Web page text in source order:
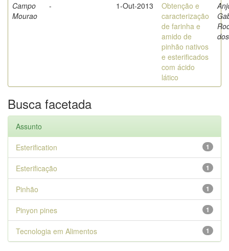
Campo
Mourao
- 1-Out-2013
Obtenção e
caracterização
de farinha e
amido de
pinhão nativos
e esterificados
com ácido
lático
dos
Busca facetada
Assunto
1
Esterification
1
Esterificação
1
Pinhão
1
Pinyon pines
1
Tecnologia em Alimentos